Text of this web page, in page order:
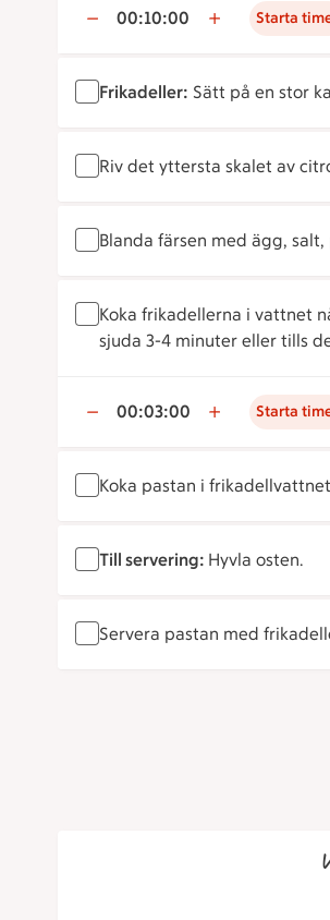
00:10:00 Starta
Frikadeller: Sätt på en stor
Riv det yttersta skalet av
Blanda färsen med ägg,
Koka frikadellerna i vattnet
sjuda 3-4 minuter eller tills
00:03:00 Starta
Koka pastan i
Till servering: Hyvla osten.
Servera pastan med